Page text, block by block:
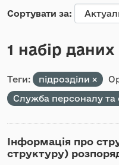
Сортувати за
1 набір
Теги: підрозділи
Служба персоналу та
Інформація про
структуру)